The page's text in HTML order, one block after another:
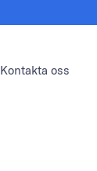
Kontakta oss